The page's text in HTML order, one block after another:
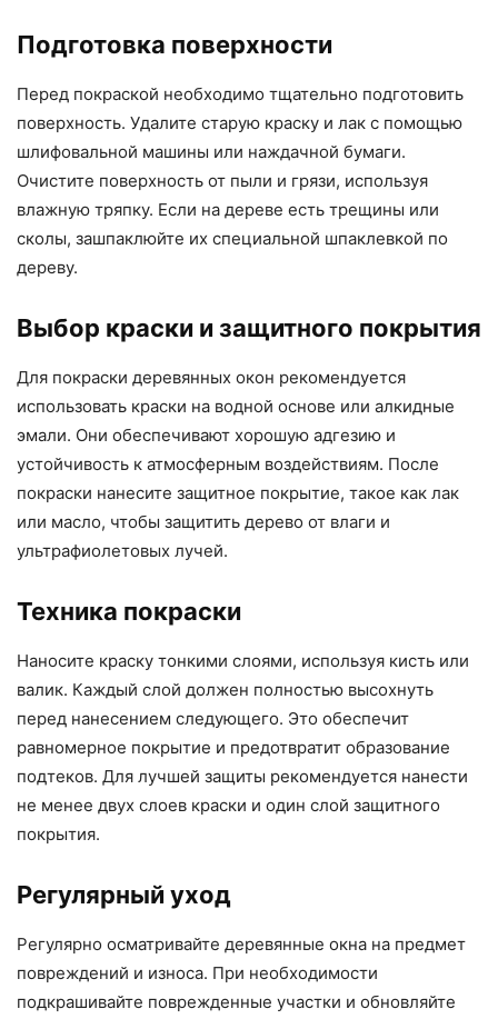
Подготовка поверхности
Перед покраской необходимо тщательно подготовить
поверхность. Удалите старую краску и лак с помощью
шлифовальной машины или наждачной бумаги.
Очистите поверхность от пыли и грязи, используя
влажную тряпку. Если на дереве есть трещины или
сколы, зашпаклюйте их специальной шпаклевкой по
дереву.
Выбор краски и защитного покрытия
Для покраски деревянных окон рекомендуется
использовать краски на водной основе или алкидные
эмали. Они обеспечивают хорошую адгезию и
устойчивость к атмосферным воздействиям. После
покраски нанесите защитное покрытие, такое как лак
или масло, чтобы защитить дерево от влаги и
ультрафиолетовых лучей.
Техника покраски
Наносите краску тонкими слоями, используя кисть или
валик. Каждый слой должен полностью высохнуть
перед нанесением следующего. Это обеспечит
равномерное покрытие и предотвратит образование
подтеков. Для лучшей защиты рекомендуется нанести
не менее двух слоев краски и один слой защитного
покрытия.
Регулярный уход
Регулярно осматривайте деревянные окна на предмет
повреждений и износа. При необходимости
подкрашивайте поврежденные участки и обновляйте